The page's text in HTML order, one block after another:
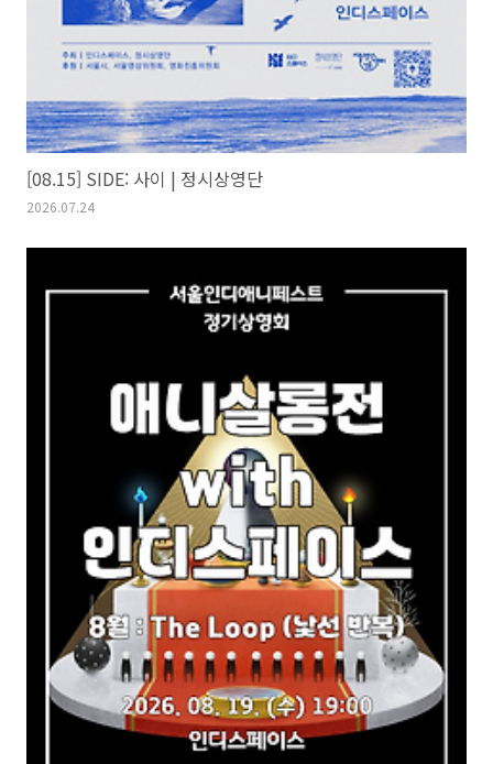
[08.15] SIDE: 사이 | 정시상영단
2026.07.24